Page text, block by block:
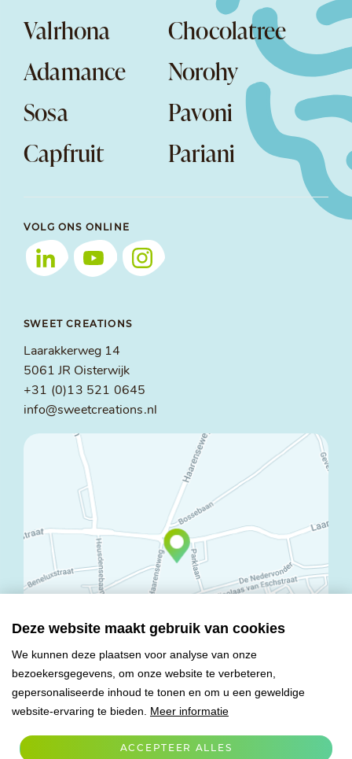
Deze website maakt gebruik van cookies
We kunnen deze plaatsen voor analyse van onze
bezoekersgegevens, om onze website te verbeteren,
gepersonaliseerde inhoud te tonen en om u een geweldige
website-ervaring te bieden. Meer informatie
ACCEPTEER ALLES
Valrhona
Chocolatree
Adamance
Norohy
Sosa
Pavoni
Capfruit
Pariani
VOLG ONS ONLINE
SWEET CREATIONS
Laarakkerweg 14
5061 JR Oisterwijk
+31 (0)13 521 0645
info@sweetcreations.nl
© Copyright 2026 Mareco Sweet Creations BV
Alle rechten voorbehouden